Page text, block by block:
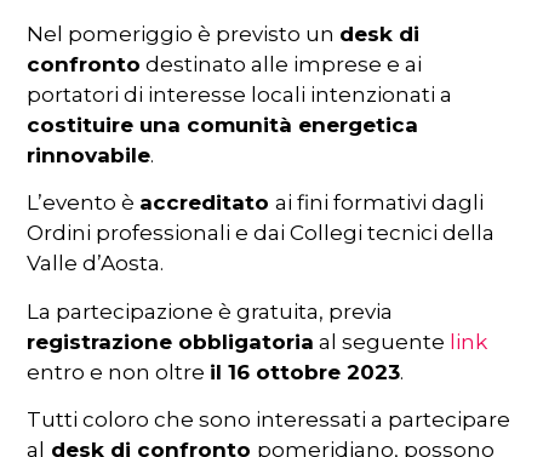
Nel pomeriggio è previsto un desk di
confronto destinato alle imprese e ai
portatori di interesse locali intenzionati a
costituire una comunità energetica
rinnovabile.
L’evento è accreditatoai fini formativi dagli
Ordini professionali e dai Collegi tecnici della
Valle d’Aosta.
La partecipazione è gratuita, previa
registrazione obbligatoria al seguente link
entro e non oltre il 16 ottobre 2023.
Tutti coloro che sono interessati a partecipare
al
desk di confronto pomeridiano, possono